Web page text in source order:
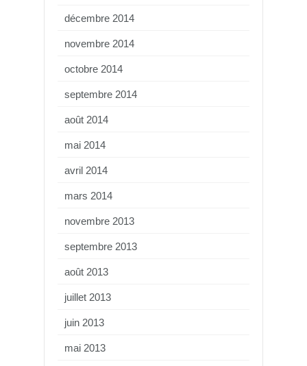
décembre 2014
novembre 2014
octobre 2014
septembre 2014
août 2014
mai 2014
avril 2014
mars 2014
novembre 2013
septembre 2013
août 2013
juillet 2013
juin 2013
mai 2013